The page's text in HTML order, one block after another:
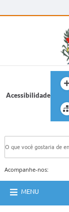
Acessibilidade
Acompanhe-nos:
MENU